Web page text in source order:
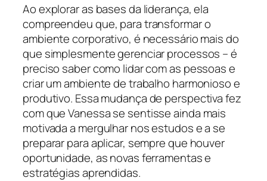
Ao explorar as bases da liderança, ela
compreendeu que, para transformar o
ambiente corporativo, é necessário mais do
que simplesmente gerenciar processos – é
preciso saber como lidar com as pessoas e
criar um ambiente de trabalho harmonioso e
produtivo. Essa mudança de perspectiva fez
com que Vanessa se sentisse ainda mais
motivada a mergulhar nos estudos e a se
preparar para aplicar, sempre que houver
oportunidade, as novas ferramentas e
estratégias aprendidas.